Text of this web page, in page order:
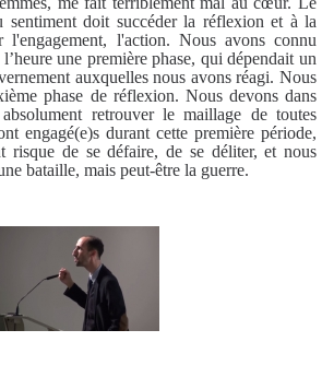
doit succéder la réflexion et à la
l'engagement, l'action. Nous avons connu
une première phase, qui dépendait un
auxquelles nous avons réagi. Nous
phase de réflexion. Nous devons dans
retrouver le maillage de toutes
engagé(e)s durant cette première période,
risque de se défaire, de se déliter, et nous
bataille, mais peut-être la guerre.